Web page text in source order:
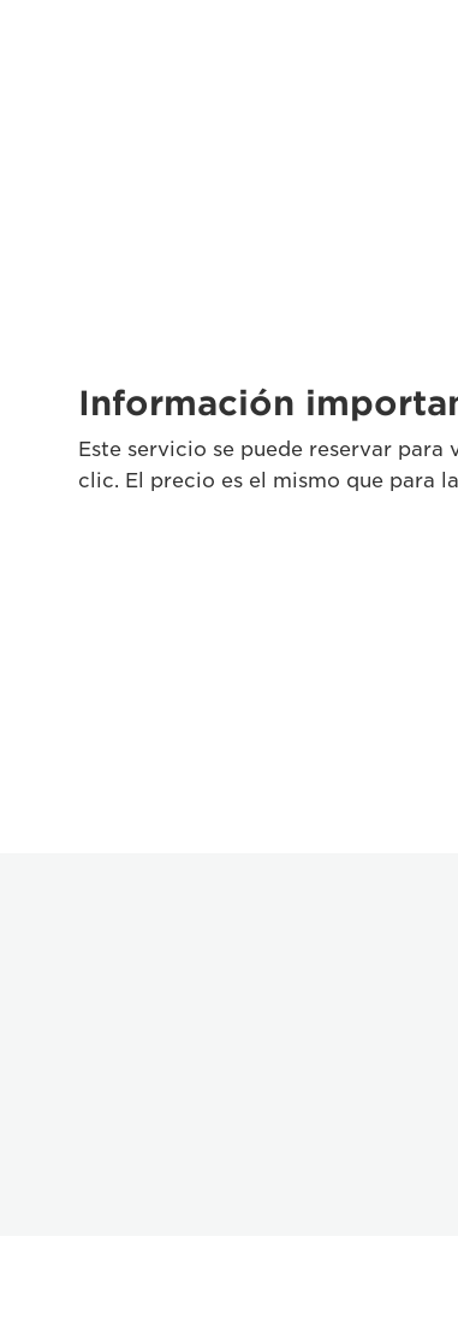
Información
Este servicio se puede reservar para
clic. El precio es el mismo que para